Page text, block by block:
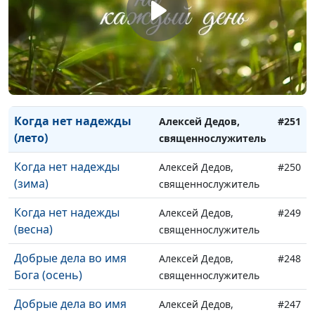
Бог поддерживает
молодых (весна)
Алексей Дедов,
священнослужитель
#253
Когда нет надежды
(осень)
Алексей Дедов,
священнослужитель
#252
Когда нет надежды
(лето)
Алексей Дедов,
священнослужитель
#251
Когда нет надежды
(зима)
Алексей Дедов,
священнослужитель
#250
Когда нет надежды
(весна)
Алексей Дедов,
священнослужитель
#249
Добрые дела во имя
Бога (осень)
Алексей Дедов,
священнослужитель
#248
Добрые дела во имя
Алексей Дедов,
#247